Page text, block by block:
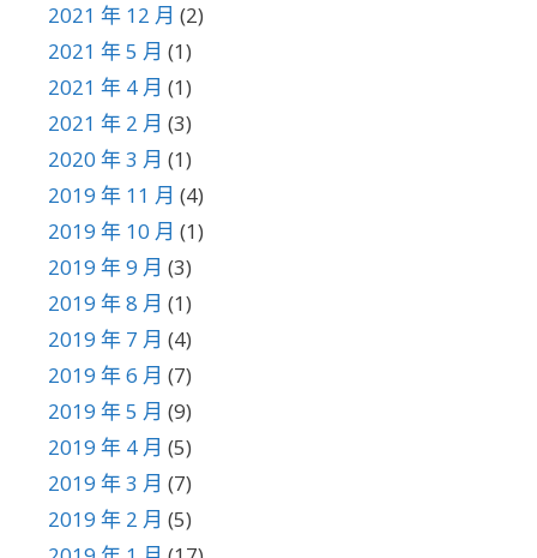
2021 年 12 月 (2)
2021 年 5 月 (1)
2021 年 4 月 (1)
2021 年 2 月 (3)
2020 年 3 月 (1)
2019 年 11 月 (4)
2019 年 10 月 (1)
2019 年 9 月 (3)
2019 年 8 月 (1)
2019 年 7 月 (4)
2019 年 6 月 (7)
2019 年 5 月 (9)
2019 年 4 月 (5)
2019 年 3 月 (7)
2019 年 2 月 (5)